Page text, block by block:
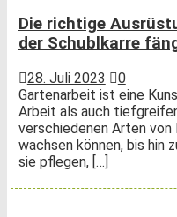
Die richtige
der Schublkarre
28. Juli 2023
0
Gartenarbeit ist eine
Arbeit als auch
verschiedenen Arten von
wachsen können, bis hin
sie pflegen, […]